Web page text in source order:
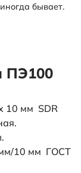
бывает.
ПЭ100
10 мм SDR
10 мм ГОСТ